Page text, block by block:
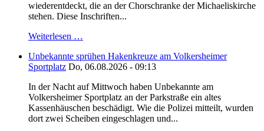
wiederentdeckt, die an der Chorschranke der Michaeliskirche
stehen. Diese Inschriften...
Weiterlesen …
Unbekannte sprühen Hakenkreuze am Volkersheimer
Sportplatz Do, 06.08.2026 - 09:13
In der Nacht auf Mittwoch haben Unbekannte am
Volkersheimer Sportplatz an der Parkstraße ein altes
Kassenhäuschen beschädigt. Wie die Polizei mitteilt, wurden
dort zwei Scheiben eingeschlagen und...